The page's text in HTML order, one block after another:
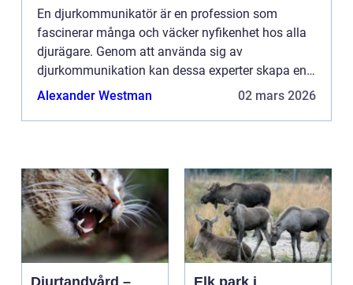
En djurkommunikatör är en profession som
fascinerar många och väcker nyfikenhet hos alla
djurägare. Genom att använda sig av
djurkommunikation kan dessa experter skapa en
unik förståelse mellan människor...
Alexander Westman 02 mars 2026
Djurtandvård –
Elk park i